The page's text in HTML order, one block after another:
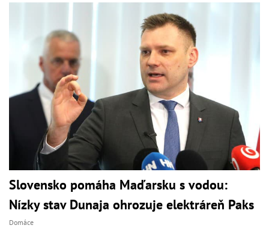
Slovensko pomáha Maďarsku s vodou:
Nízky stav Dunaja ohrozuje elektráreň Paks
Domáce